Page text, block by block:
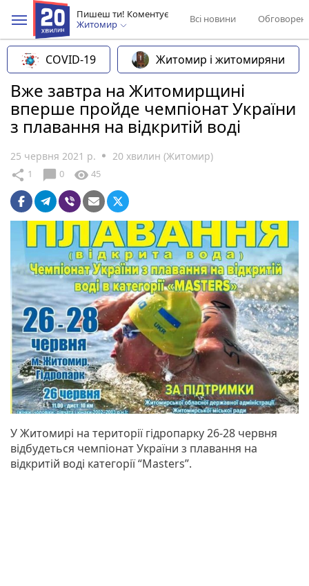
Пишеш ти! Коментує
Житомир
Всі новини
COVID-19 Житомир і житомиряни
Вже завтра на Житомирщині
вперше пройде чемпіонат України
з плавання на відкритій воді
25 червня 2021 р. 20 хвилин (Житомир)
share 1 chat_bubble 0 visibility 45
У Житомирі на території гідропарку 26-28 червня
відбудеться чемпіонат України з плавання на
відкритій воді категорії “Masters”.